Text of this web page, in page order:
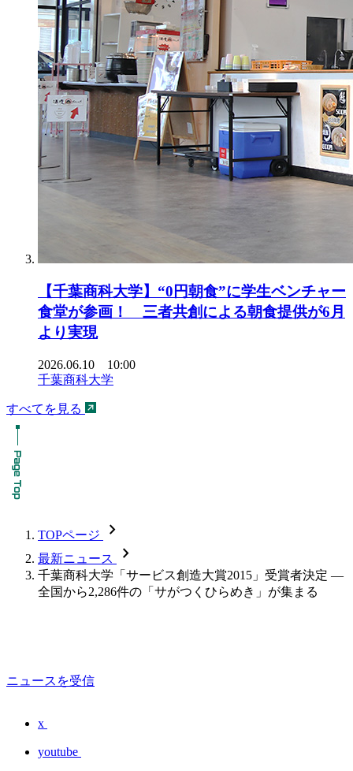
【千葉商科大学】“0円朝食”に学生ベンチャー
食堂が参画！ 三者共創による朝食提供が6月
より実現
2026.06.10 10:00
千葉商科大学
すべてを見る
TOPページ chevron_forward
最新ニュース chevron_forward
千葉商科大学「サービス創造大賞2015」受賞者決定 —
全国から2,286件の「サがつくひらめき」が集まる
ニュースを受信
x
youtube